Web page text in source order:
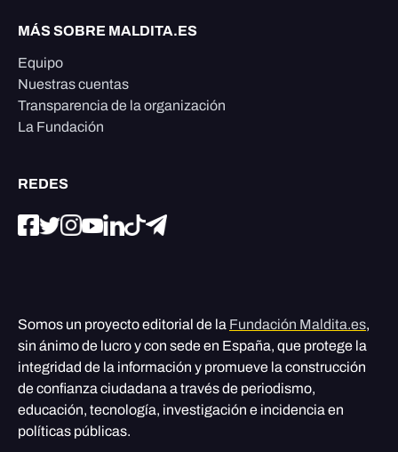
MÁS SOBRE MALDITA.ES
Equipo
Nuestras cuentas
Transparencia de la organización
La Fundación
REDES
Somos un proyecto editorial de la Fundación Maldita.es,
sin ánimo de lucro y con sede en España, que protege la
integridad de la información y promueve la construcción
de confianza ciudadana a través de periodismo,
educación, tecnología, investigación e incidencia en
políticas públicas.